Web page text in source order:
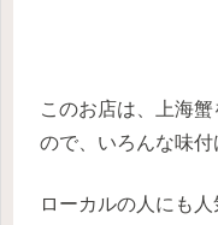
このお店は、上海
ので、いろんな味付
ローカルの人にも